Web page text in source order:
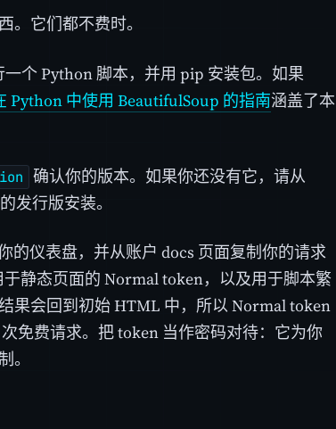
。它们都不费时。
个 Python 脚本，并用 pip 安装包。如果
Python 中使用 BeautifulSoup 的指南涵盖了本
确认你的版本。如果你还没有它，请从
发行版安装。
的仪表盘，并从账户 docs 页面复制你的请求
静态页面的 Normal token，以及用于脚本繁
果会回到初始 HTML 中，所以 Normal token
免费请求。把 token 当作密码对待：它为你
。